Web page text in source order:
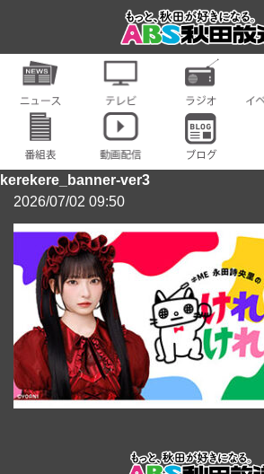
kerekere_banner-ver3
2026/07/02 09:50